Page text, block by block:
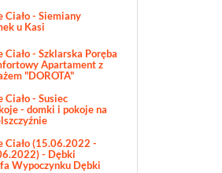
Ciało - Siemiany
u Kasi
Ciało - Szklarska Poręba
Apartament z
"DOROTA"
Ciało - Susiec
- domki i pokoje na
Ciało (15.06.2022 -
- Dębki
Wypoczynku Dębki